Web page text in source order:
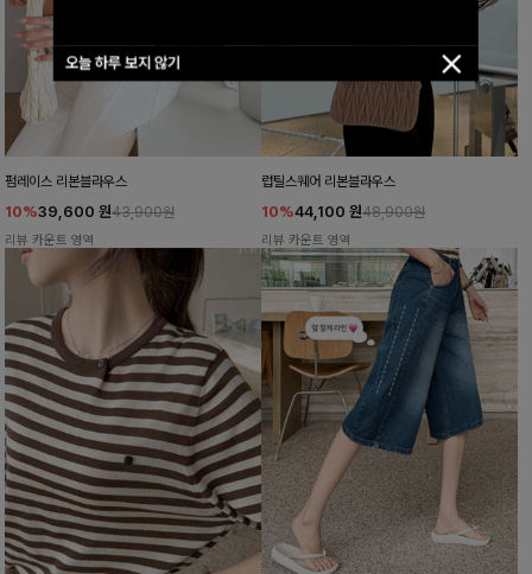
오늘 하루 보지 않기
펌레이스 리본블라우스
10%39,600 원43,900원
리뷰 카운트 영역
럽틸스퀘어 리본블라우스
10%44,100 원48,900원
리뷰 카운트 영역